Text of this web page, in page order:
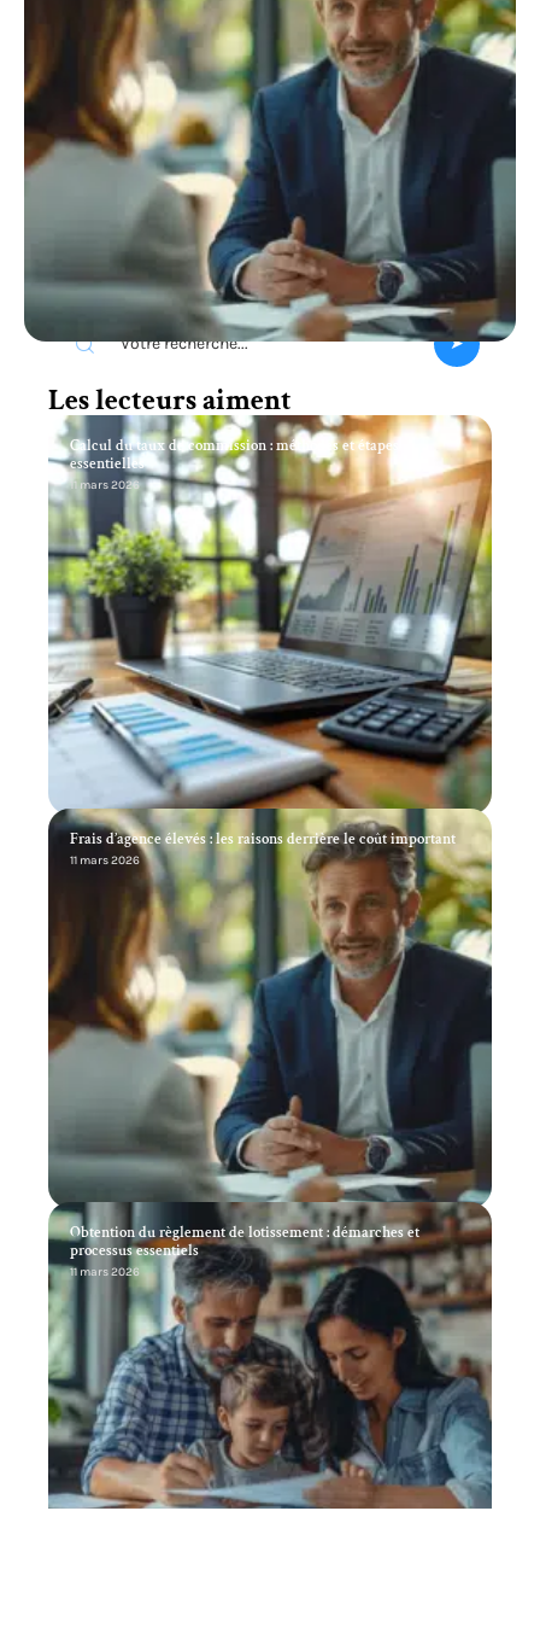
Recherche
Les lecteurs aiment
Calcul du taux de commission : méthodes et étapes
essentielles
11 mars 2026
Frais d’agence élevés : les raisons derrière le coût important
11 mars 2026
Obtention du règlement de lotissement : démarches et
processus essentiels
11 mars 2026